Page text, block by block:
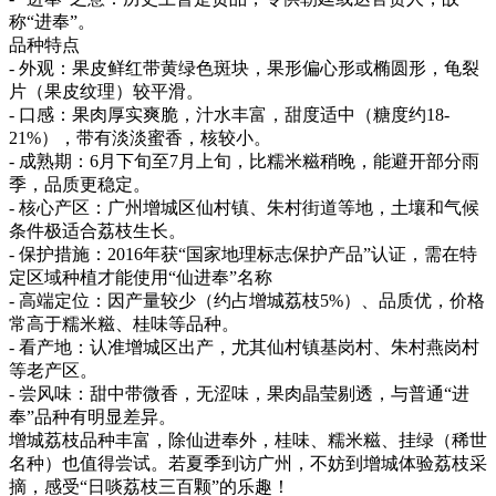
称“进奉”。
品种特点
- 外观：果皮鲜红带黄绿色斑块，果形偏心形或椭圆形，龟裂
片（果皮纹理）较平滑。
- 口感：果肉厚实爽脆，汁水丰富，甜度适中（糖度约18-
21%），带有淡淡蜜香，核较小。
- 成熟期：6月下旬至7月上旬，比糯米糍稍晚，能避开部分雨
季，品质更稳定。
- 核心产区：广州增城区仙村镇、朱村街道等地，土壤和气候
条件极适合荔枝生长。
- 保护措施：2016年获“国家地理标志保护产品”认证，需在特
定区域种植才能使用“仙进奉”名称
- 高端定位：因产量较少（约占增城荔枝5%）、品质优，价格
常高于糯米糍、桂味等品种。
- 看产地：认准增城区出产，尤其仙村镇基岗村、朱村燕岗村
等老产区。
- 尝风味：甜中带微香，无涩味，果肉晶莹剔透，与普通“进
奉”品种有明显差异。
增城荔枝品种丰富，除仙进奉外，桂味、糯米糍、挂绿（稀世
名种）也值得尝试。若夏季到访广州，不妨到增城体验荔枝采
摘，感受“日啖荔枝三百颗”的乐趣！